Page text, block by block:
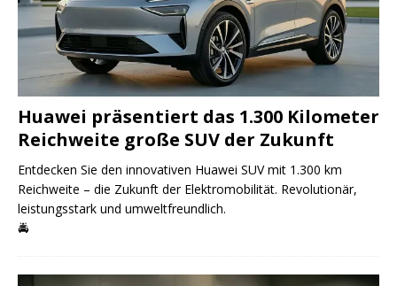
Huawei präsentiert das 1.300 Kilometer
Reichweite große SUV der Zukunft
Entdecken Sie den innovativen Huawei SUV mit 1.300 km
Reichweite – die Zukunft der Elektromobilität. Revolutionär,
leistungsstark und umweltfreundlich.
🚔